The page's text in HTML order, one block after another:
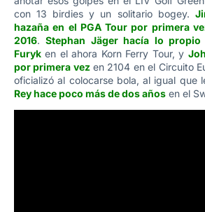
con 13 birdies y un solitario bogey.
hazaña en el PGA Tour por primera
2016.Stephan Jäger hacía lo
Furyk en el ahora Korn Ferry Tour, y
por primera vezen 2104 en el Circuito
oficializó al colocarse bola, al igual que
Rey hace poco más de dos años en el